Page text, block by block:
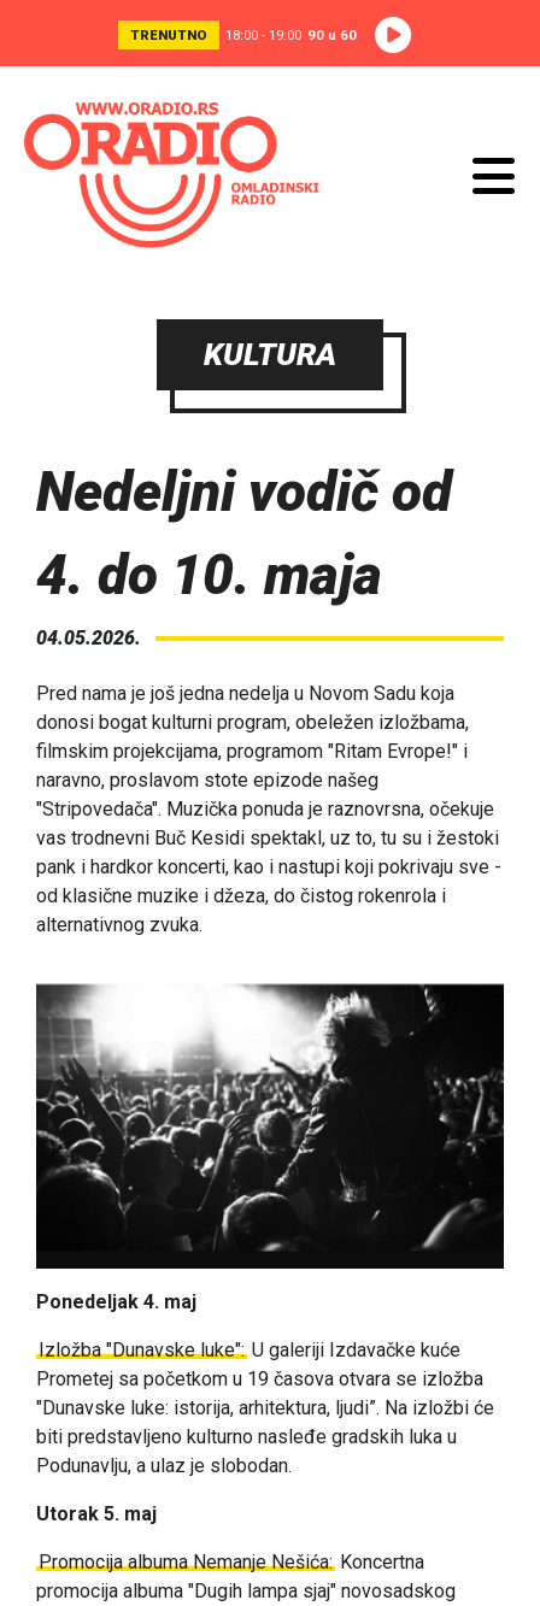
TRENUTNO 18:00 - 19:00 90 u 60
KULTURA
Nedeljni vodič od
4. do 10. maja
04.05.2026.
Pred nama je još jedna nedelja u Novom Sadu koja
donosi bogat kulturni program, obeležen izložbama,
filmskim projekcijama, programom "Ritam Evrope!" i
naravno, proslavom stote epizode našeg
"Stripovedača". Muzička ponuda je raznovrsna, očekuje
vas trodnevni Buč Kesidi spektakl, uz to, tu su i žestoki
pank i hardkor koncerti, kao i nastupi koji pokrivaju sve -
od klasične muzike i džeza, do čistog rokenrola i
alternativnog zvuka.
Ponedeljak 4. maj
Izložba "Dunavske luke": U galeriji Izdavačke kuće
Prometej sa početkom u 19 časova otvara se izložba
"Dunavske luke: istorija, arhitektura, ljudi”. Na izložbi će
biti predstavljeno kulturno nasleđe gradskih luka u
Podunavlju, a ulaz je slobodan.
Utorak 5. maj
Promocija albuma Nemanje Nešića: Koncertna
promocija albuma "Dugih lampa sjaj" novosadskog